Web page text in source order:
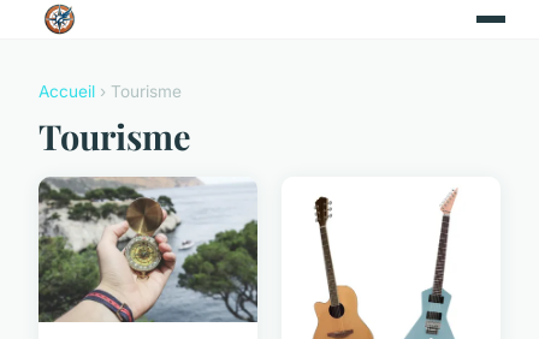
Accueil › Tourisme
Tourisme